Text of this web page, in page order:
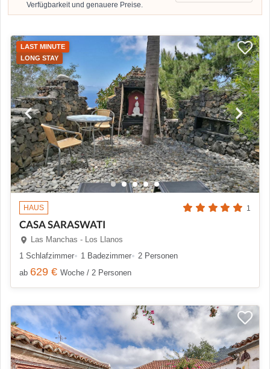
Verfügbarkeit und genauere Preise.
LAST MINUTE
LONG STAY
HAUS 1
CASA SARASWATI
Las Manchas - Los Llanos
1 Schlafzimmer
1 Badezimmer
2 Personen
ab 629 € Woche / 2 Personen